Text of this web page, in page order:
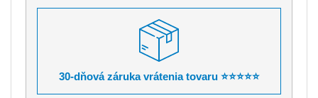
30-dňová záruka vrátenia tovaru ⭐⭐⭐⭐⭐